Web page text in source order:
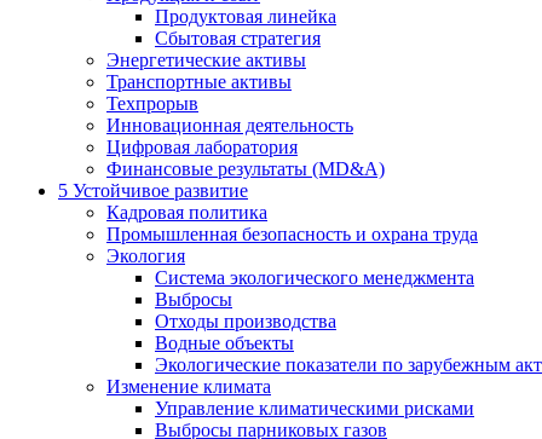
Продуктовая линейка
Сбытовая стратегия
Энергетические активы
Транспортные активы
Техпрорыв
Инновационная деятельность
Цифровая лаборатория
Финансовые результаты (MD&A)
5 Устойчивое развитие
Кадровая политика
Промышленная безопасность и охрана труда
Экология
Система экологического менеджмента
Выбросы
Отходы производства
Водные объекты
Экологические показатели по зарубежным
Изменение климата
Управление климатическими рисками
Выбросы парниковых газов